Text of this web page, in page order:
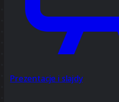
Prezentacje i slajdy